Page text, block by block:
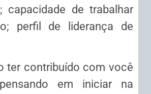
capacidade de trabalhar
perfil de liderança de
ter contribuído com você
em iniciar na